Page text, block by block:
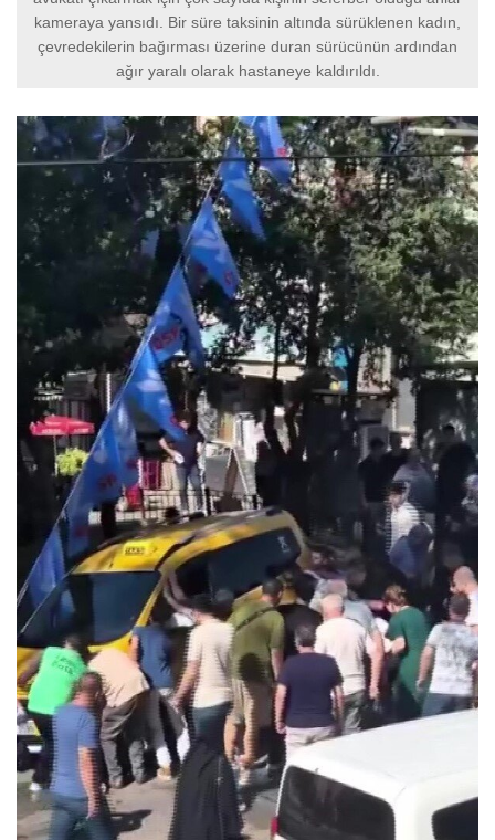
kameraya yansıdı. Bir süre taksinin altında sürüklenen kadın,
çevredekilerin bağırması üzerine duran sürücünün ardından
ağır yaralı olarak hastaneye kaldırıldı.